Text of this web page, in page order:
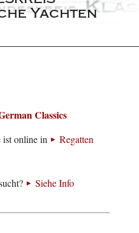
Yachten
Classics
online in
Regatten
Siehe Info